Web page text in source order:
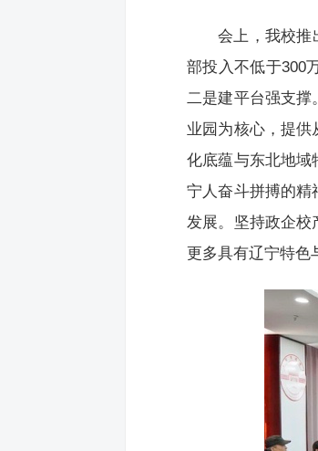
会上，我校推
部投入不低于300
二是建平台强支撑
业园为核心，提供
化底蕴与东北地域
宁人奋斗拼搏的精
发展。坚持政企校
更多具有辽宁特色